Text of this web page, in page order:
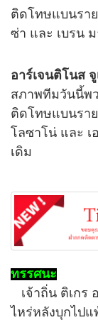
ติดโทษแบนรา
ซ่า และ เบรน
อาร์เจนติโนส
สภาพทีมวันนี้พ
ติดโทษแบนรา
โลซาโน่ และ
เดิม
ทรรศนะ
เจ้าถิ่น ติเกร
ไหร่หลังบุกไป